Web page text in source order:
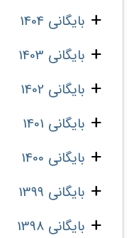
بایگانی 1404
بایگانی 1403
بایگانی 1402
بایگانی 1401
بایگانی 1400
بایگانی 1399
بایگانی 1398